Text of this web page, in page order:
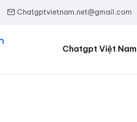
Chatgptvietnam.net@gmail.com
Chatgpt Việt Nam